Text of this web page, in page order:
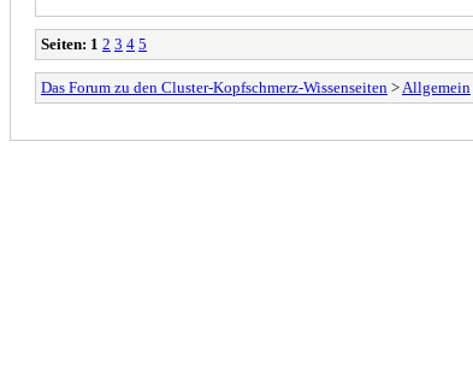
Seiten: 1 2 3 4 5
Das Forum zu den Cluster-Kopfschmerz-Wissenseiten > Allgemein